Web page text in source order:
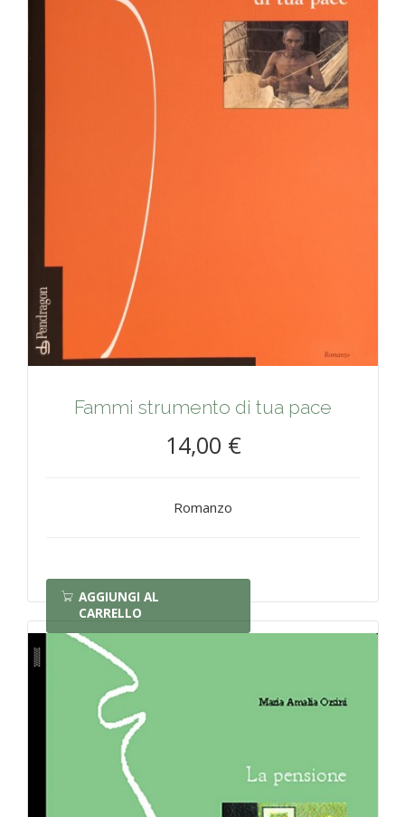
Fammi strumento di tua pace
14,00 €
Romanzo
AGGIUNGI AL
CARRELLO